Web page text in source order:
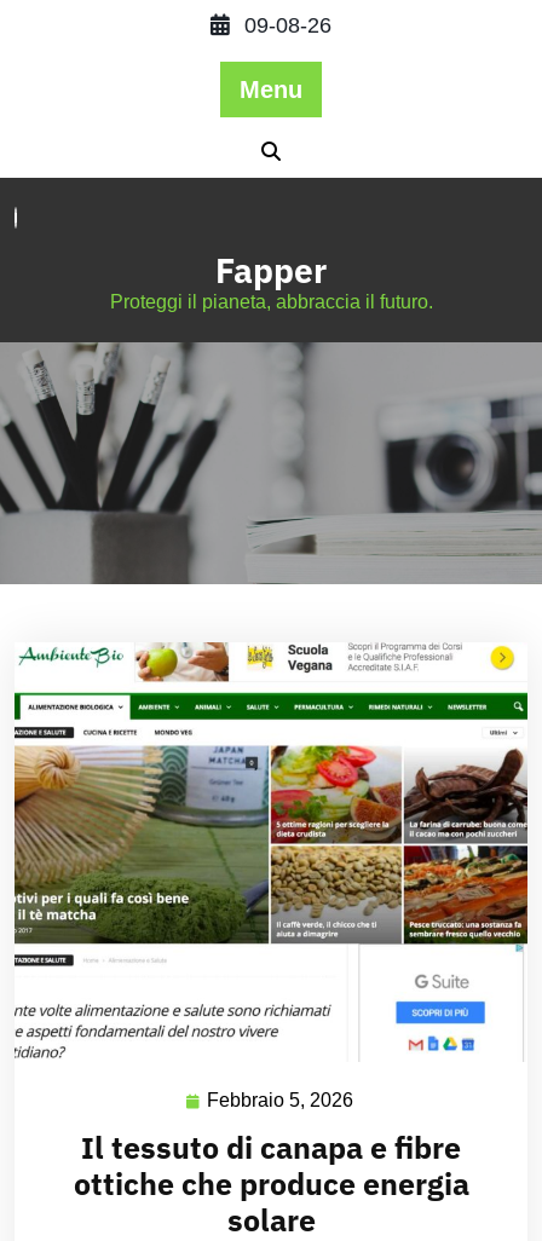
09-08-26
Menu
Fapper
Proteggi il pianeta, abbraccia il futuro.
Febbraio 5, 2026
Il tessuto di canapa e fibre
ottiche che produce energia
solare